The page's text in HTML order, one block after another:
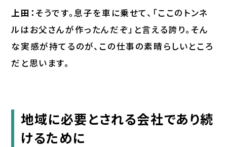
上田： そうです。息子を車に乗せて、「ここのトンネ
ルはお父さんが作ったんだぞ」と言える誇り。そん
な実感が持てるのが、この仕事の素晴らしいところ
だと思います。
地域に必要とされる会社であり続
けるために